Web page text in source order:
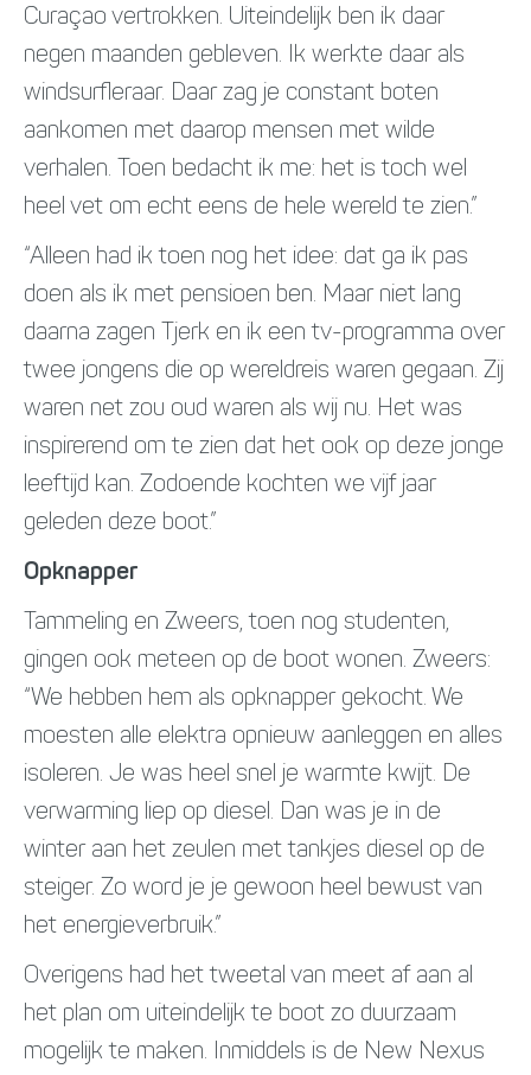
Curaçao vertrokken. Uiteindelijk ben ik daar
negen maanden gebleven. Ik werkte daar als
windsurfleraar. Daar zag je constant boten
aankomen met daarop mensen met wilde
verhalen. Toen bedacht ik me: het is toch wel
heel vet om echt eens de hele wereld te zien.”
“Alleen had ik toen nog het idee: dat ga ik pas
doen als ik met pensioen ben. Maar niet lang
daarna zagen Tjerk en ik een tv-programma over
twee jongens die op wereldreis waren gegaan. Zij
waren net zou oud waren als wij nu. Het was
inspirerend om te zien dat het ook op deze jonge
leeftijd kan. Zodoende kochten we vijf jaar
geleden deze boot.”
Opknapper
Tammeling en Zweers, toen nog studenten,
gingen ook meteen op de boot wonen. Zweers:
“We hebben hem als opknapper gekocht. We
moesten alle elektra opnieuw aanleggen en alles
isoleren. Je was heel snel je warmte kwijt. De
verwarming liep op diesel. Dan was je in de
winter aan het zeulen met tankjes diesel op de
steiger. Zo word je je gewoon heel bewust van
het energieverbruik.”
Overigens had het tweetal van meet af aan al
het plan om uiteindelijk te boot zo duurzaam
mogelijk te maken. Inmiddels is de New Nexus